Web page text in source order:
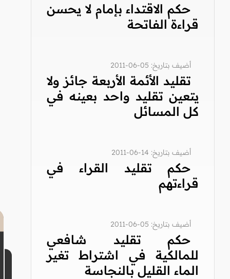
حكم الاقتداء بإمام لا يحسن
قراءة الفاتحة
أضيف بتاريخ: 05-06-2011
تقليد الأئمة الأربعة جائز ولا
يتعين تقليد واحد بعينه في
كل المسائل
أضيف بتاريخ: 14-06-2011
حكم تقليد القراء في
قراءتهم
أضيف بتاريخ: 05-06-2011
حكم تقليد شافعي
للمالكية في اشتراط تغير
الماء القليل بالنجاسة